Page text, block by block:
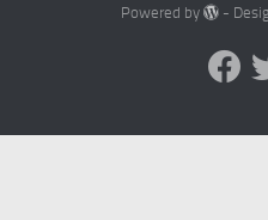
Powered by -